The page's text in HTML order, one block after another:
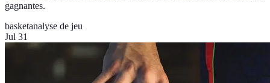
gagnantes.
basketanalyse de jeu
Jul 31